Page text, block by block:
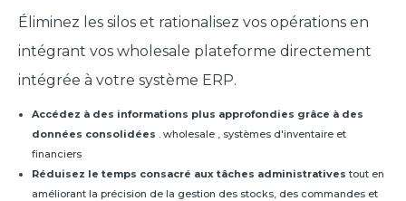
Éliminez les silos et rationalisez vos opérations en
intégrant vos wholesale plateforme directement
intégrée à votre système ERP.
Accédez à des informations plus approfondies grâce à des
données consolidées . wholesale , systèmes d'inventaire et
financiers
Réduisez le temps consacré aux tâches administratives tout en
améliorant la précision de la gestion des stocks, des commandes et